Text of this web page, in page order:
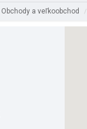
Obchody a veľkoobchod /